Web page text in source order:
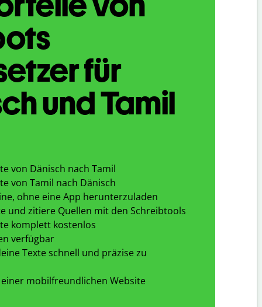
für
und Tamil
von Dänisch nach Tamil
von Tamil nach Dänisch
ohne eine App herunterzuladen
und zitiere Quellen mit den Schreibtools
komplett kostenlos
verfügbar
Texte schnell und präzise zu
mobilfreundlichen Website